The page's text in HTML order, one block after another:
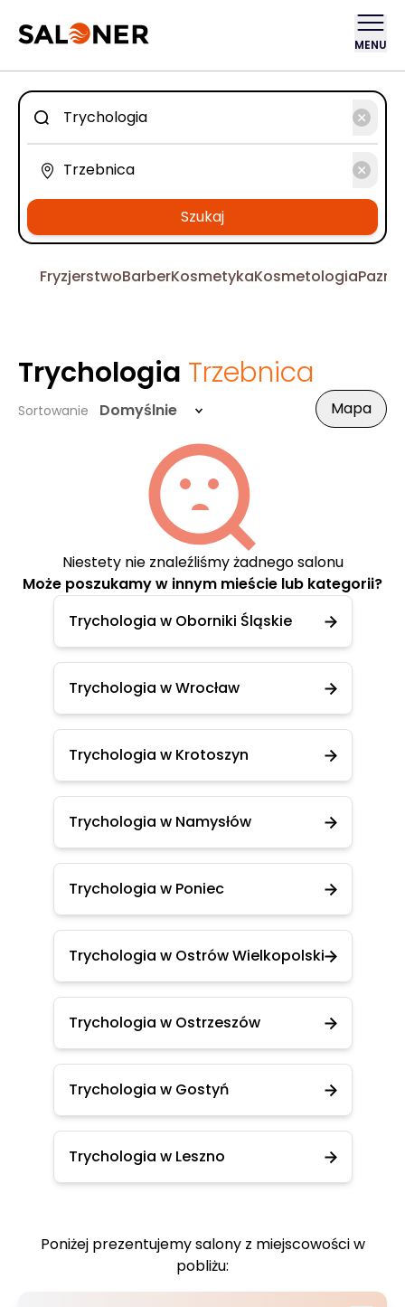
MENU
Szukaj
FryzjerstwoBarberKosmetykaKosmetologia
Trychologia Trzebnica
Sortowanie Domyślnie Mapa
Niestety nie znaleźliśmy żadnego salonu
Może poszukamy w innym mieście lub kategorii?
Trychologia w Oborniki Śląskie
Trychologia w Wrocław
Trychologia w Krotoszyn
Trychologia w Namysłów
Trychologia w Poniec
Trychologia w Ostrów Wielkopolski
Trychologia w Ostrzeszów
Trychologia w Gostyń
Trychologia w Leszno
Poniżej prezentujemy salony z miejscowości w
pobliżu: